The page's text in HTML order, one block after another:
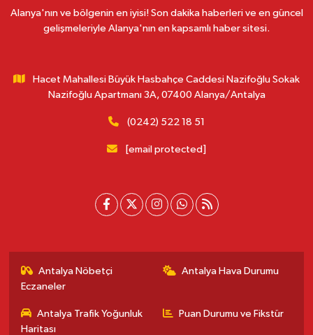
Alanya'nın ve bölgenin en iyisi! Son dakika haberleri ve en güncel
gelişmeleriyle Alanya'nın en kapsamlı haber sitesi.
Hacet Mahallesi Büyük Hasbahçe Caddesi Nazifoğlu Sokak
Nazifoğlu Apartmanı 3A, 07400 Alanya/Antalya
(0242) 522 18 51
[email protected]
Antalya Nöbetçi
Eczaneler
Antalya Hava Durumu
Antalya Trafik Yoğunluk
Haritası
Puan Durumu ve Fikstür